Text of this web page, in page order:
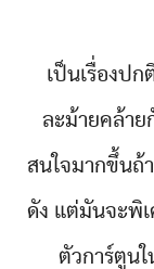
เป็นเรื่องปก
ละม้ายคล้าย
สนใจมากขึ้นถ้
ดัง แต่มันจะพิ
ตัวการ์ตูน